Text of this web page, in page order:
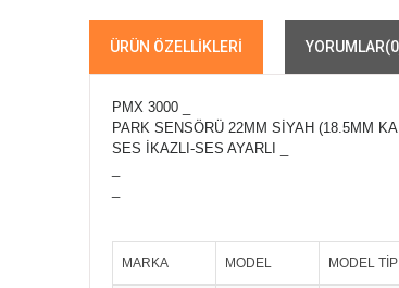
ÜRÜN ÖZELLIKLERI YORUMLAR
PMX 3000 _
PARK SENSÖRÜ 22MM SİYAH (18.5MM
SES İKAZLI-SES AYARLI _
MARKA MODEL MODEL TİPİ